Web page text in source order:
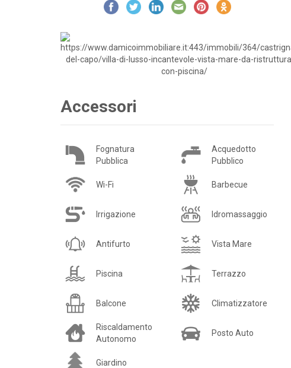
Accessori
Fognatura
Pubblica
Acquedotto
Pubblico
Wi-Fi Barbecue
Irrigazione Idromassaggio
Antifurto Vista Mare
Piscina Terrazzo
Balcone Climatizzatore
Riscaldamento
Autonomo
Posto Auto
Giardino